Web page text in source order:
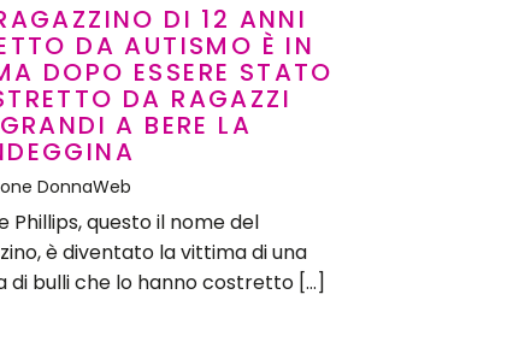
DI 12 ANNI
DA AUTISMO È IN
DOPO ESSERE STATO
DA RAGAZZI
A BERE LA
DonnaWeb
Phillips, questo il nome del
è diventato la vittima di una
di bulli che lo hanno costretto […]